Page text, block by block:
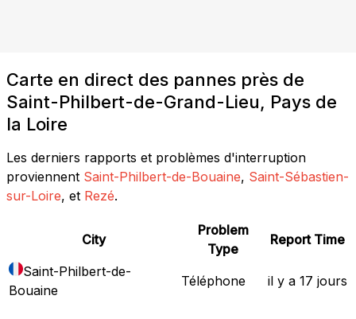
Carte en direct des pannes près de
Saint-Philbert-de-Grand-Lieu, Pays de
la Loire
Les derniers rapports et problèmes d'interruption
proviennent Saint-Philbert-de-Bouaine, Saint-Sébastien-
sur-Loire, et Rezé.
City
Problem
Type
Report Time
Saint-Philbert-de-
Bouaine
Téléphone il y a 17 jours